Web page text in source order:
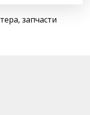
запчасти